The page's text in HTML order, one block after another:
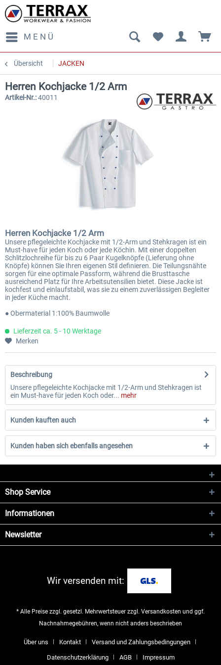
MENÜ
Übersicht JACKEN
Herren Kochjacke 1/2 Arm
Artikel-Nr.:40011
Herren Kochjacke 1/2 Arm
Unsere pflegeleichte Kochjacke mit 1/2-Arm und Stehkragen ist ein
Must-have für jeden Koch oder jede Köchin. Mit einer doppelten
Schlitzlochreihe für bis zu 6 Paar Kugelknöpfe (Lieferung ohne
Knöpfe) können Sie Ihren eigenen Stil definieren. Die Teilungsnähte
sorgen für eine optimale Passform, während die Brusttasche
ausreichend Platz für Ihre Arbeitsutensilien bietet. Diese Jacke ist
kochfest und einlaufstabil, was sie zu einem zuverlässigen Begleiter
in jeder Küche macht.
● Obermaterial 1:100% Baumwolle
Lieferzeit ca. 5 - 10 Werktage
Merken
Beschreibung
Unsere pflegeleichte Kochjacke mit 1/2-Arm und Stehkragen ist
ein Must-have für jeden Koch oder... mehr
Kunden kauften auch
Kunden haben sich ebenfalls angesehen
Shop Service
Informationen
Newsletter
Wir versenden mit:
* Alle Preise zzgl. gesetzl. Mehrwertsteuer zzgl. Versandkosten und ggf.
Nachnahmegebühren, wenn nicht anders beschrieben
Über uns Kontakt Versand und Zahlungsbedingungen
Datenschutzerklärung AGB Impressum